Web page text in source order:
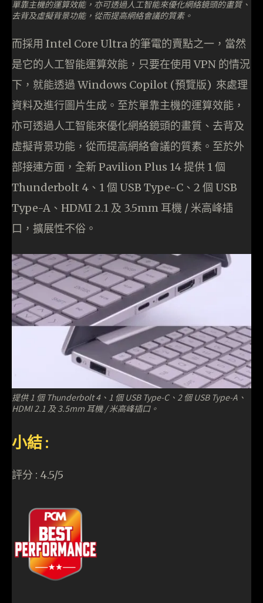
單靠主機的運算效能，亦可透過人工智能來優化網絡鏡頭的畫質、
去背及虛擬背景功能，從而提高網絡會議的質素。
而採用 Intel Core Ultra 的筆電的賣點之一，當然
是它的人工智能運算效能，只要在使用 VPN 的情況
下，就能透過 Windows Copilot (預覽版) 來處理
資料及進行圖片生成。至於單靠主機的運算效能，
亦可透過人工智能來優化網絡鏡頭的畫質、去背及
虛擬背景功能，從而提高網絡會議的質素。至於外
部接連方面，全新 Pavilion Plus 14 提供 1 個
Thunderbolt 4、1 個 USB Type-C、2 個 USB
Type-A、HDMI 2.1 及 3.5mm 耳機 / 米高峰插
口，擴展性不俗。
提供 1 個 Thunderbolt 4、1 個 USB Type-C、2 個 USB Type-A、
HDMI 2.1 及 3.5mm 耳機 / 米高峰插口。
小結 :
評分 : 4.5/5